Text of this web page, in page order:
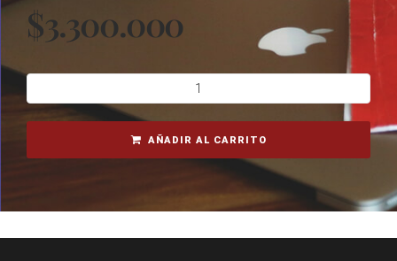
$3.300.000
AÑADIR AL CARRITO